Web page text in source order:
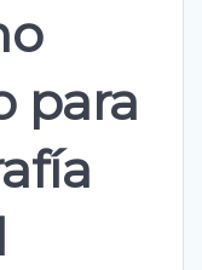
para